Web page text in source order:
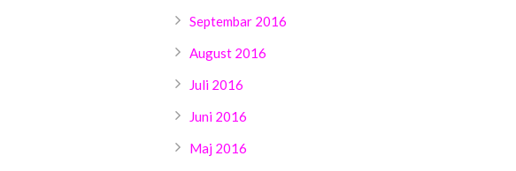
Septembar 2016
August 2016
Juli 2016
Juni 2016
Maj 2016